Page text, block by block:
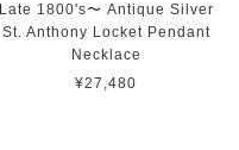
Late 1800's〜 Antique Silver
St. Anthony Locket Pendant
Necklace
¥27,480